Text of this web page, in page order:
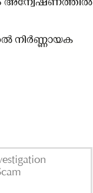
അന്വേഷണത്തിൽ
നിർണ്ണായക